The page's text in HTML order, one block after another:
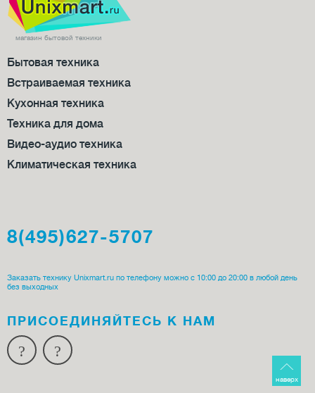
магазин бытовой техники
Бытовая техника
Встраиваемая техника
Кухонная техника
Техника для дома
Видео-аудио техника
Климатическая техника
8(495)627-5707
Заказать технику Unixmart.ru по телефону можно с 10:00 до 20:00 в любой день
без выходных
ПРИСОЕДИ­НЯЙТЕСЬ К НАМ
наверх